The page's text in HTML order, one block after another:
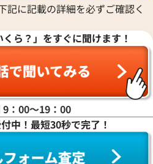
ジックアル
ヴァンクリーフ&
参考買取価格
2025年9月17日時
記に記載の詳細を必ずご確認く
くら？」をすぐに聞けます！
9：00〜19：00
中！最短30秒で完了！